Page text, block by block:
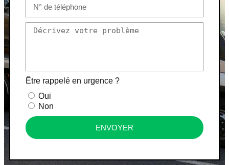
Être rappelé en urgence ?
Oui
Non
ENVOYER